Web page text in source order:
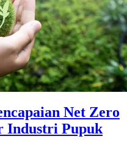
Net Zero
Industri Pupuk